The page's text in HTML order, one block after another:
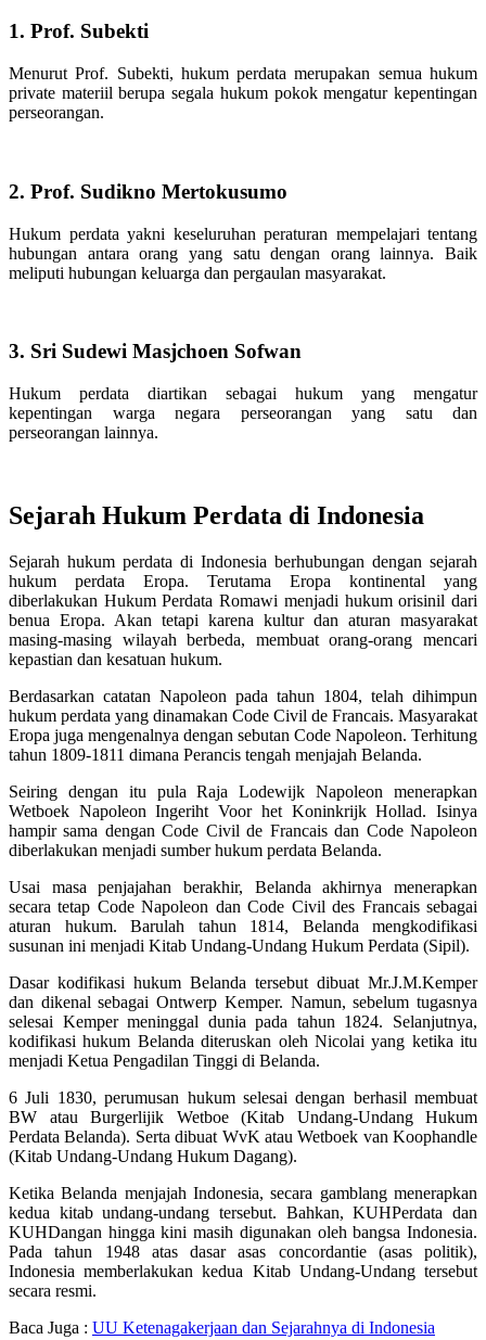
1. Prof. Subekti
Menurut Prof. Subekti, hukum perdata merupakan semua hukum
private materiil berupa segala hukum pokok mengatur kepentingan
perseorangan.
2. Prof. Sudikno Mertokusumo
Hukum perdata yakni keseluruhan peraturan mempelajari tentang
hubungan antara orang yang satu dengan orang lainnya. Baik
meliputi hubungan keluarga dan pergaulan masyarakat.
3. Sri Sudewi Masjchoen Sofwan
Hukum perdata diartikan sebagai hukum yang mengatur
kepentingan warga negara perseorangan yang satu dan
perseorangan lainnya.
Sejarah Hukum Perdata di Indonesia
Sejarah hukum perdata di Indonesia berhubungan dengan sejarah
hukum perdata Eropa. Terutama Eropa kontinental yang
diberlakukan Hukum Perdata Romawi menjadi hukum orisinil dari
benua Eropa. Akan tetapi karena kultur dan aturan masyarakat
masing-masing wilayah berbeda, membuat orang-orang mencari
kepastian dan kesatuan hukum.
Berdasarkan catatan Napoleon pada tahun 1804, telah dihimpun
hukum perdata yang dinamakan Code Civil de Francais. Masyarakat
Eropa juga mengenalnya dengan sebutan Code Napoleon. Terhitung
tahun 1809-1811 dimana Perancis tengah menjajah Belanda.
Seiring dengan itu pula Raja Lodewijk Napoleon menerapkan
Wetboek Napoleon Ingeriht Voor het Koninkrijk Hollad. Isinya
hampir sama dengan Code Civil de Francais dan Code Napoleon
diberlakukan menjadi sumber hukum perdata Belanda.
Usai masa penjajahan berakhir, Belanda akhirnya menerapkan
secara tetap Code Napoleon dan Code Civil des Francais sebagai
aturan hukum. Barulah tahun 1814, Belanda mengkodifikasi
susunan ini menjadi Kitab Undang-Undang Hukum Perdata (Sipil).
Dasar kodifikasi hukum Belanda tersebut dibuat Mr.J.M.Kemper
dan dikenal sebagai Ontwerp Kemper. Namun, sebelum tugasnya
selesai Kemper meninggal dunia pada tahun 1824. Selanjutnya,
kodifikasi hukum Belanda diteruskan oleh Nicolai yang ketika itu
menjadi Ketua Pengadilan Tinggi di Belanda.
6 Juli 1830, perumusan hukum selesai dengan berhasil membuat
BW atau Burgerlijik Wetboe (Kitab Undang-Undang Hukum
Perdata Belanda). Serta dibuat WvK atau Wetboek van Koophandle
(Kitab Undang-Undang Hukum Dagang).
Ketika Belanda menjajah Indonesia, secara gamblang menerapkan
kedua kitab undang-undang tersebut. Bahkan, KUHPerdata dan
KUHDangan hingga kini masih digunakan oleh bangsa Indonesia.
Pada tahun 1948 atas dasar asas concordantie (asas politik),
Indonesia memberlakukan kedua Kitab Undang-Undang tersebut
secara resmi.
Baca Juga : UU Ketenagakerjaan dan Sejarahnya di Indonesia